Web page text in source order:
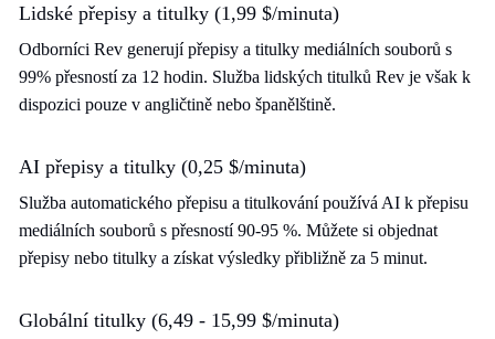
Lidské přepisy a titulky (1,99 $/minuta)
Odborníci Rev generují přepisy a titulky mediálních souborů s
99% přesností za 12 hodin. Služba lidských titulků Rev je však k
dispozici pouze v angličtině nebo španělštině.
AI přepisy a titulky (0,25 $/minuta)
Služba automatického přepisu a titulkování používá AI k přepisu
mediálních souborů s přesností 90-95 %. Můžete si objednat
přepisy nebo titulky a získat výsledky přibližně za 5 minut.
Globální titulky (6,49 - 15,99 $/minuta)